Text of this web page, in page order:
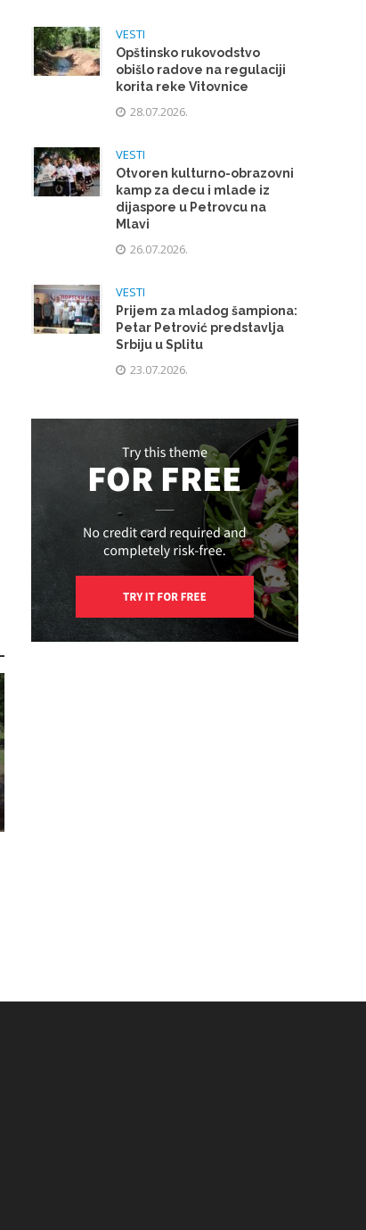
VESTI
Opštinsko rukovodstvo
obišlo radove na regulaciji
korita reke Vitovnice
28.07.2026.
VESTI
Otvoren kulturno-obrazovni
kamp za decu i mlade iz
dijaspore u Petrovcu na
Mlavi
26.07.2026.
VESTI
Prijem za mladog šampiona:
Petar Petrović predstavlja
Srbiju u Splitu
23.07.2026.